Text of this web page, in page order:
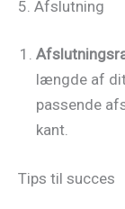
5. Afslutning
længde af
passende
kant.
Tips til succes